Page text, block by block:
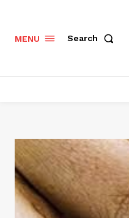
MENU Search